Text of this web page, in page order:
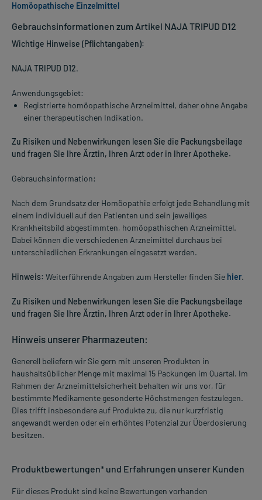
Gebrauchsinformationen zum Artikel NAJA TRIPUD D12
Wichtige Hinweise (Pflichtangaben):
NAJA TRIPUD D12.
Anwendungsgebiet:
Registrierte homöopathische Arzneimittel, daher ohne Angabe
einer therapeutischen Indikation.
Zu Risiken und Nebenwirkungen lesen Sie die Packungsbeilage
und fragen Sie Ihre Ärztin, Ihren Arzt oder in Ihrer Apotheke.
Gebrauchsinformation:
Nach dem Grundsatz der Homöopathie erfolgt jede Behandlung mit
einem individuell auf den Patienten und sein jeweiliges
Krankheitsbild abgestimmten, homöopathischen Arzneimittel.
Dabei können die verschiedenen Arzneimittel durchaus bei
unterschiedlichen Erkrankungen eingesetzt werden.
Hinweis: Weiterführende Angaben zum Hersteller finden Sie hier.
Zu Risiken und Nebenwirkungen lesen Sie die Packungsbeilage
und fragen Sie Ihre Ärztin, Ihren Arzt oder in Ihrer Apotheke.
Hinweis unserer Pharmazeuten:
Generell beliefern wir Sie gern mit unseren Produkten in
haushaltsüblicher Menge mit maximal 15 Packungen im Quartal. Im
Rahmen der Arzneimittelsicherheit behalten wir uns vor, für
bestimmte Medikamente gesonderte Höchstmengen festzulegen.
Dies trifft insbesondere auf Produkte zu, die nur kurzfristig
angewandt werden oder ein erhöhtes Potenzial zur Überdosierung
besitzen.
Produktbewertungen* und Erfahrungen unserer Kunden
Für dieses Produkt sind keine Bewertungen vorhanden
Homöopathische Einzelmittel